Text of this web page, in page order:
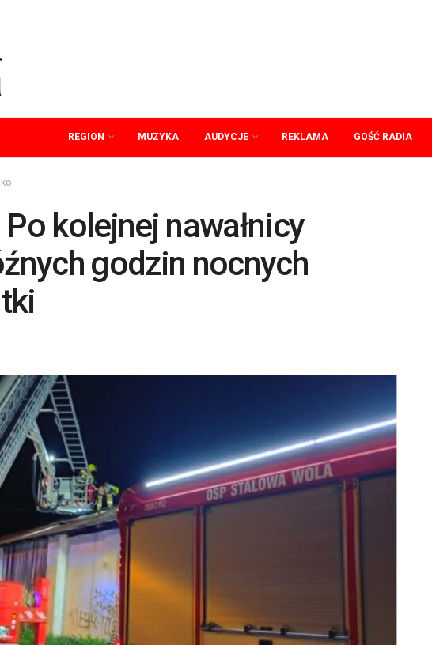
REGION MUZYKA AUDYCJE REKLAMA GOŚĆ RADIA
kolejnej nawałnicy
godzin nocnych